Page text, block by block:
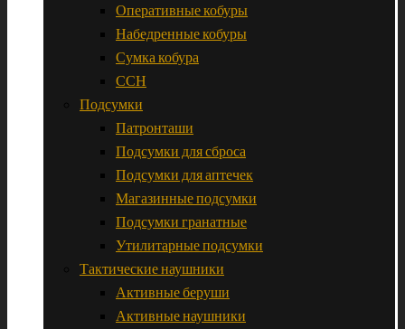
Оперативные кобуры
Набедренные кобуры
Сумка кобура
ССН
Подсумки
Патронташи
Подсумки для сброса
Подсумки для аптечек
Магазинные подсумки
Подсумки гранатные
Утилитарные подсумки
Тактические наушники
Активные беруши
Активные наушники